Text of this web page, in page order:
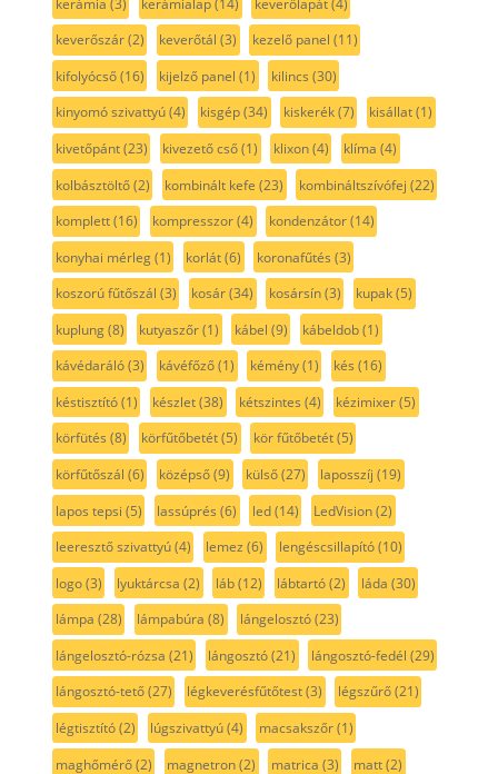
keverőszár(2) keverőtál (3) kezelő panel (11)
kifolyócső(16) kijelző panel (1) kilincs (30)
kinyomó szivattyú(4) kisgép(34) kiskerék(7) kisállat(1)
kivetőpánt(23) kivezető cső(1) klixon(4) klíma (4)
kolbásztöltő(2) kombinált kefe (23) kombináltszívófej (22)
komplett(16) kompresszor(4) kondenzátor(14)
konyhai mérleg(1) korlát(6) koronafűtés (3)
koszorú fűtőszál (3) kosár(34) kosársín(3) kupak(5)
kuplung(8) kutyaszőr(1) kábel (9) kábeldob(1)
kávédaráló(3) kávéfőző(1) kémény(1) kés (16)
késtisztító(1) készlet(38) kétszintes (4) kézimixer(5)
körfütés (8) körfűtőbetét(5) kör fűtőbetét(5)
körfűtőszál (6) középső(9) külső(27) laposszíj (19)
lapos tepsi (5) lassúprés (6) led(14) LedVision(2)
leeresztő szivattyú(4) lemez (6) lengéscsillapító(10)
logo(3) lyuktárcsa (2) láb(12) lábtartó(2) láda (30)
lámpa (28) lámpabúra (8) lángelosztó(23)
lángelosztó-rózsa (21) lángosztó(21) lángosztó-fedél (29)
lángosztó-tető(27) légkeverésfűtőtest(3) légszűrő(21)
légtisztító(2) lúgszivattyú(4) macsakszőr(1)
maghőmérő(2) magnetron(2) matrica (3) matt(2)